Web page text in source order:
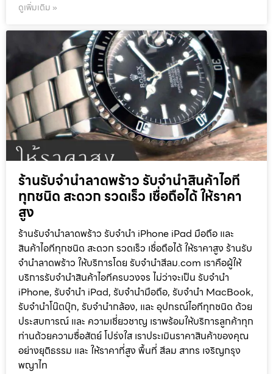
ดูเพิ่มเติม »
ร้านรับจำนำลาดพร้าว รับจำนำสินค้าไอที
ทุกชนิด สะดวก รวดเร็ว เชื่อถือได้ ให้ราคา
สูง
ร้านรับจำนำลาดพร้าว รับจำนำ iPhone iPad มือถือ และ
สินค้าไอทีทุกชนิด สะดวก รวดเร็ว เชื่อถือได้ ให้ราคาสูง ร้านรับ
จำนำลาดพร้าว ให้บริการโดย รับจํานําสีลม.com เราคือผู้ให้
บริการรับจำนำสินค้าไอทีครบวงจร ไม่ว่าจะเป็น รับจำนำ
iPhone, รับจำนำ iPad, รับจำนำมือถือ, รับจำนำ MacBook,
รับจำนำโน๊ตบุ๊ก, รับจำนำกล้อง, และ อุปกรณ์ไอทีทุกชนิด ด้วย
ประสบการณ์ และ ความเชี่ยวชาญ เราพร้อมให้บริการลูกค้าทุก
ท่านด้วยความซื่อสัตย์ โปร่งใส เราประเมินราคาสินค้าของคุณ
อย่างยุติธรรม และ ให้ราคาที่สูง พื้นที่ สีลม สาทร เจริญกรุง
พญาไท